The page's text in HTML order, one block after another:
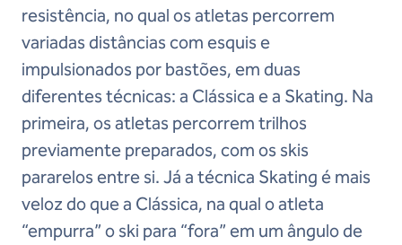
resistência, no qual os atletas percorrem
variadas distâncias com esquis e
impulsionados por bastões, em duas
diferentes técnicas: a Clássica e a Skating. Na
primeira, os atletas percorrem trilhos
previamente preparados, com os skis
pararelos entre si. Já a técnica Skating é mais
veloz do que a Clássica, na qual o atleta
“empurra” o ski para “fora” em um ângulo de